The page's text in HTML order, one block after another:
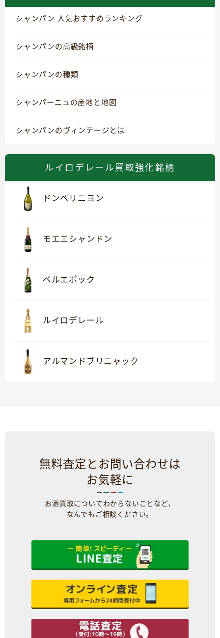
シャンパン 人気おすすめランキング
シャンパンの高級銘柄
シャンパンの種類
シャンパーニュの産地と地図
シャンパンのヴィンテージとは
ルイロデレール買取強化銘柄
ドンペリニヨン
モエエシャンドン
ベルエポック
ルイロデレール
アルマンドブリニャック
無料査定とお問い合わせは
お気軽に
お酒買取についてわからないことなど、
なんでもご相談ください。